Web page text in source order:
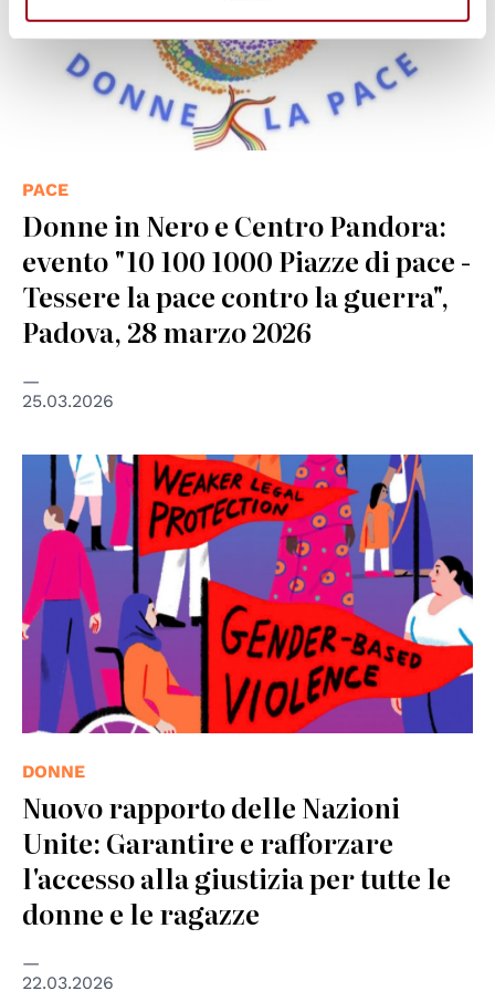
PACE
Donne in Nero e Centro Pandora:
evento "10 100 1000 Piazze di pace -
Tessere la pace contro la guerra",
Padova, 28 marzo 2026
25.03.2026
© UN Women
DONNE
Nuovo rapporto delle Nazioni
Unite: Garantire e rafforzare
l'accesso alla giustizia per tutte le
donne e le ragazze
22.03.2026